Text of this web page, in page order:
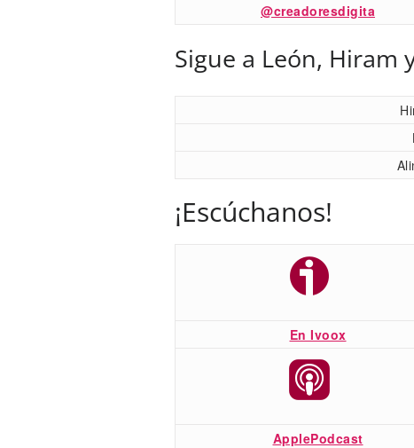
@creadoresdigita
Sigue a León, Hiram
¡Escúchanos!
En Ivoox
ApplePodcast